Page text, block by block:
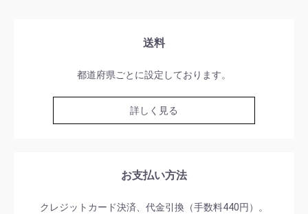
送料
都道府県ごとに設定しております。
詳しく見る
お支払い方法
クレジットカード決済、代金引換（手数料440円）。